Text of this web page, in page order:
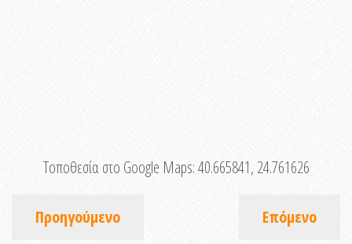
Τοποθεσία στο Google Maps:40.665841, 24.761626
Προηγούμενο Επόμενο